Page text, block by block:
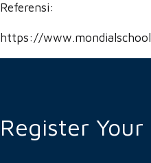
Referensi:
https://
Register